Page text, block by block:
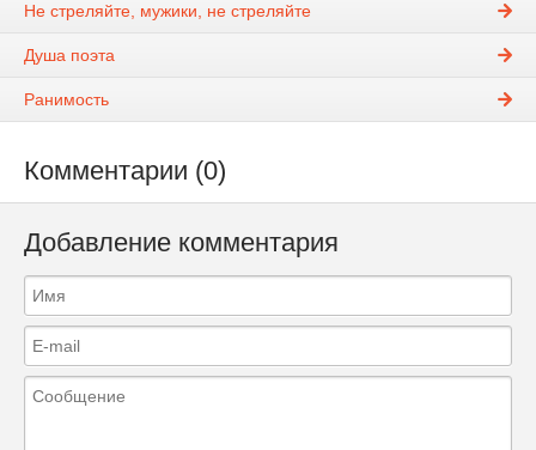
Не стреляйте, мужики, не стреляйте
Душа поэта
Ранимость
Комментарии (0)
Добавление комментария